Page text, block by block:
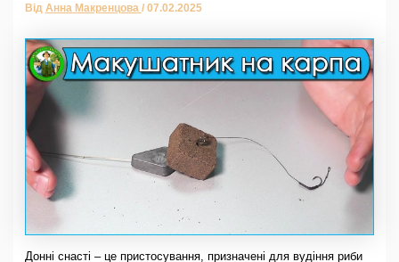
Від Анна Макренцова / 07.02.2025
Донні снасті – це пристосування, призначені для вудіння риби